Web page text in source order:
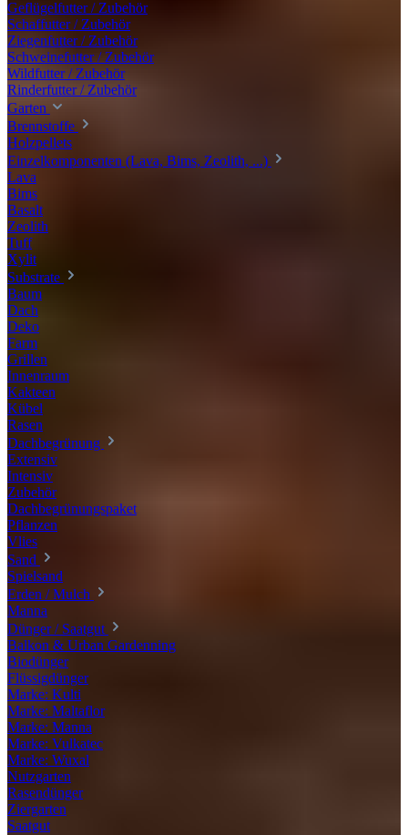
Geflügelfutter / Zubehör
Schaffutter / Zubehör
Ziegenfutter / Zubehör
Schweinefutter / Zubehör
Wildfutter / Zubehör
Rinderfutter / Zubehör
Garten
Brennstoffe
Holzpellets
Einzelkomponenten (Lava, Bims, Zeolith, ...)
Lava
Bims
Basalt
Zeolith
Tuff
Xylit
Substrate
Baum
Dach
Deko
Farm
Grillen
Innenraum
Kakteen
Kübel
Rasen
Dachbegrünung
Extensiv
Intensiv
Zubehör
Dachbegrünungspaket
Pflanzen
Vlies
Sand
Spielsand
Erden / Mulch
Manna
Dünger / Saatgut
Balkon & Urban Gardenning
Biodünger
Flüssigdünger
Marke: Kulti
Marke: Maltaflor
Marke: Manna
Marke: Vulkatec
Marke: Wuxal
Nutzgarten
Rasendünger
Ziergarten
Saatgut